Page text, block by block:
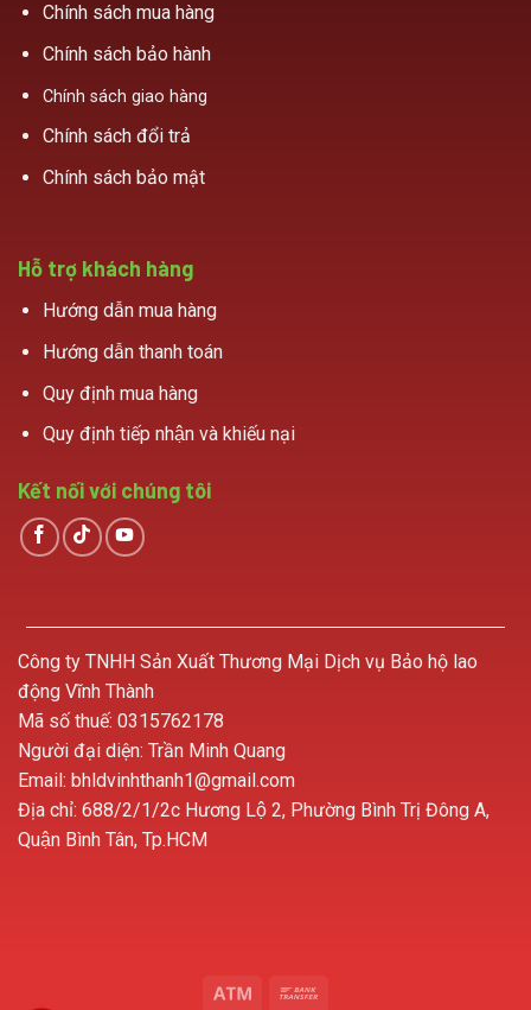
Chính sách mua hàng
Chính sách bảo hành
Chính sách giao hàng
Chính sách đổi trả
Chính sách bảo mật
Hỗ trợ khách hàng
Hướng dẫn mua hàng
Hướng dẫn thanh toán
Quy định mua hàng
Quy định tiếp nhận và khiếu nại
Kết nối với chúng tôi
Công ty TNHH Sản Xuất Thương Mại Dịch vụ Bảo hộ lao
động Vĩnh Thành
Mã số thuế: 0315762178
Người đại diện: Trần Minh Quang
Email: bhldvinhthanh1@gmail.com
Địa chỉ: 688/2/1/2c Hương Lộ 2, Phường Bình Trị Đông A,
Quận Bình Tân, Tp.HCM